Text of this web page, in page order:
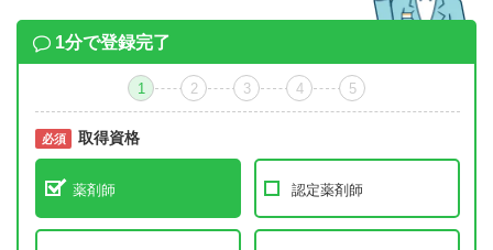
1分で登録完了
1 2 3 4 5
必須 取得資格
薬剤師 認定薬剤師